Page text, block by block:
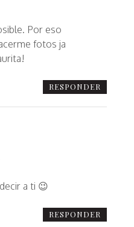
Por eso
fotos ja
RESPONDER
a ti 😉
RESPONDER